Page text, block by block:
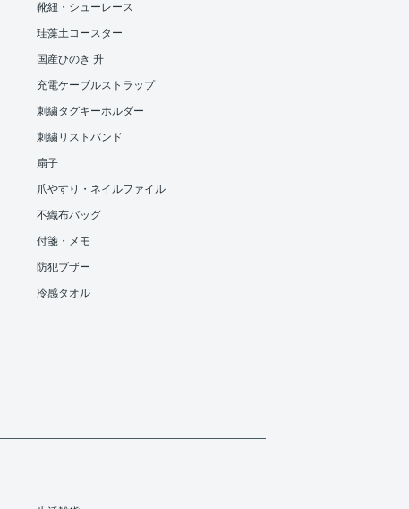
靴紐・シューレース
珪藻土コースター
国産ひのき 升
充電ケーブルストラップ
刺繍タグキーホルダー
刺繍リストバンド
扇子
爪やすり・ネイルファイル
不織布バッグ
付箋・メモ
防犯ブザー
冷感タオル